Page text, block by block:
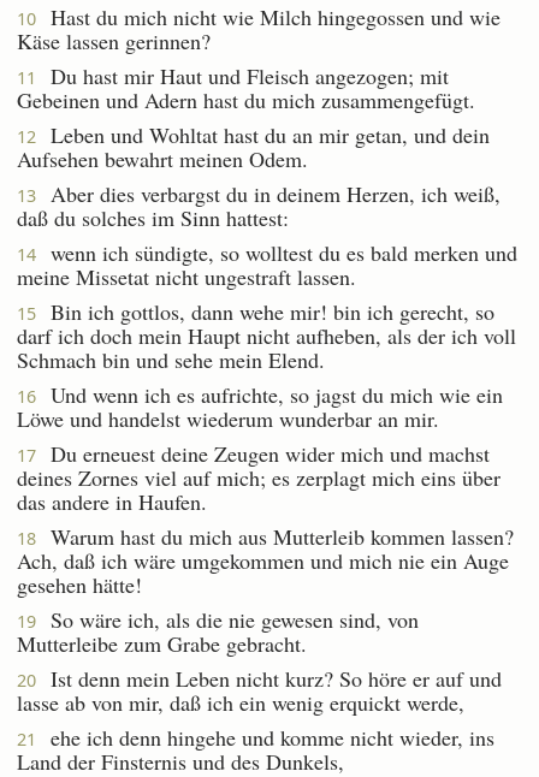
10
Hast du mich nicht wie Milch hingegossen und wie
Käse lassen gerinnen?
11
Du hast mir Haut und Fleisch angezogen; mit
Gebeinen und Adern hast du mich zusammengefügt.
12
Leben und Wohltat hast du an mir getan, und dein
Aufsehen bewahrt meinen Odem.
13
Aber dies verbargst du in deinem Herzen, ich weiß,
daß du solches im Sinn hattest:
14
wenn ich sündigte, so wolltest du es bald merken und
meine Missetat nicht ungestraft lassen.
15
Bin ich gottlos, dann wehe mir! bin ich gerecht, so
darf ich doch mein Haupt nicht aufheben, als der ich voll
Schmach bin und sehe mein Elend.
16
Und wenn ich es aufrichte, so jagst du mich wie ein
Löwe und handelst wiederum wunderbar an mir.
17
Du erneuest deine Zeugen wider mich und machst
deines Zornes viel auf mich; es zerplagt mich eins über
das andere in Haufen.
18
Warum hast du mich aus Mutterleib kommen lassen?
Ach, daß ich wäre umgekommen und mich nie ein Auge
gesehen hätte!
19
So wäre ich, als die nie gewesen sind, von
Mutterleibe zum Grabe gebracht.
20
Ist denn mein Leben nicht kurz? So höre er auf und
lasse ab von mir, daß ich ein wenig erquickt werde,
21
ehe ich denn hingehe und komme nicht wieder, ins
Land der Finsternis und des Dunkels,